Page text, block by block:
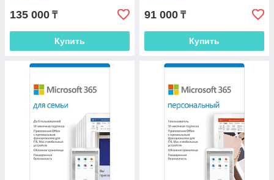
135 000 ₸
Купить
91 000 ₸
Купить